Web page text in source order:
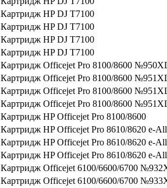
Картридж HP DJ T7100
Картридж HP DJ T7100
Картридж HP DJ T7100
Картридж HP DJ T7100
Картридж Officejet Pro 8100/8600
Картридж Officejet Pro 8100/8600
Картридж Officejet Pro 8100/8600
Картридж Officejet Pro 8100/8600
Картридж HP Officejet Pro 8100/8600
Картридж HP Officejet Pro 8610/8620 e-
Картридж HP Officejet Pro 8610/8620 e-
Картридж HP Officejet Pro 8610/8620 e-
Картридж Officejet 6100/6600/6700
Картридж Officejet 6100/6600/6700